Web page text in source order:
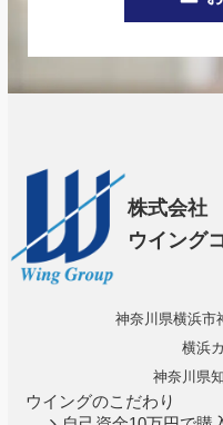
株式会社
ウイング
神奈川県横浜市
横浜
神奈川県
ウイングのこだわり